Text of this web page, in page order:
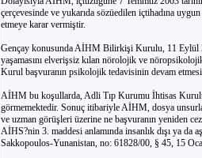
çerçevesinde ve yukarıda sözüedilen içtihadına
etmeye karar vermiştir.
Gençay konusunda AİHM Bilirkişi Kurulu, 11 Eylül
yaşamasını elverişsiz kılan nörolojik ve
Kurul başvuranın psikolojik tedavisinin devam
AİHM bu koşullarda, Adli Tıp Kurumu İhtisas
görmemektedir. Sonuç itibariyle AİHM, dosya
ve uzman görüşleri üzerine ne başvuranın yeniden
AİHS?nin 3. maddesi anlamında insanlık dışı ya da
Sakkopoulos-Yunanistan, no: 61828/00, § 45, 15